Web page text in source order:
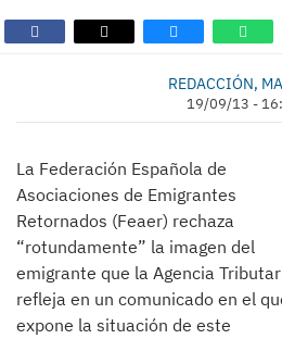
REDACCIÓN,
19/09/13 -
La Federación Española de
Asociaciones de Emigrantes
Retornados (Feaer) rechaza
“rotundamente” la imagen del
emigrante que la Agencia
refleja en un comunicado en el
expone la situación de este